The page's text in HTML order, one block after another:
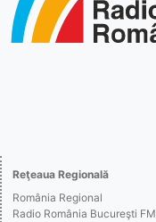
Reţeaua Regională
România Regional
Radio România Bucureşti FM